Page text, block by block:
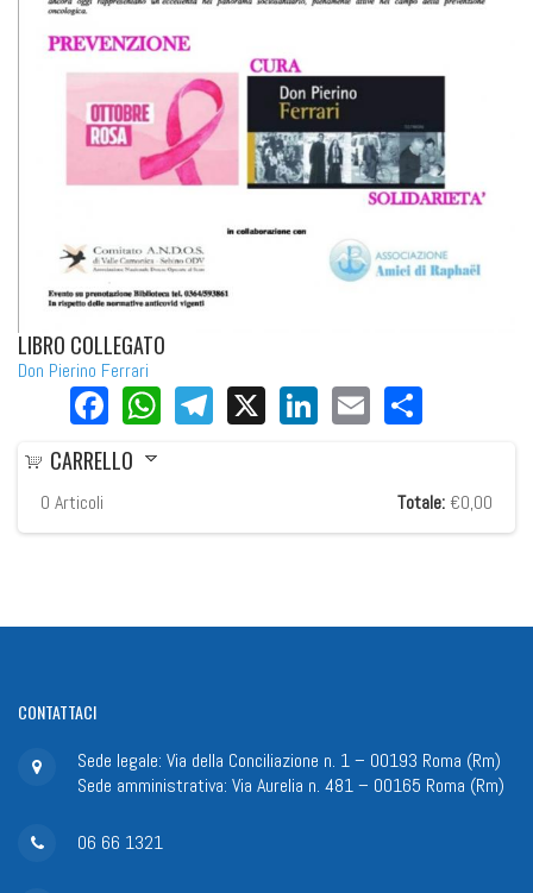
LIBRO COLLEGATO
Don Pierino Ferrari
Facebook
WhatsApp
Telegram
X LinkedIn
Email
CARRELLO
0 Articoli Totale: €0,00
CONTATTACI
Sede legale: Via della Conciliazione n. 1 – 00193 Roma (Rm)
Sede amministrativa: Via Aurelia n. 481 – 00165 Roma (Rm)
06 66 1321